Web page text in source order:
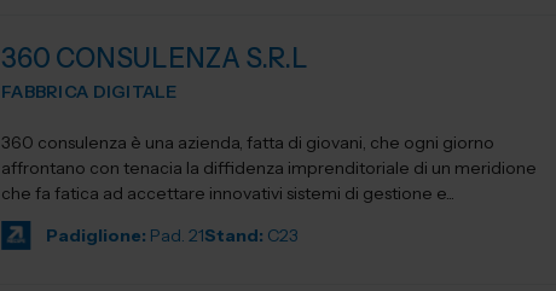
360 CONSULENZA S.R.L
FABBRICA DIGITALE
360 consulenza è una azienda, fatta di giovani, che ogni giorno
affrontano con tenacia la diffidenza imprenditoriale di un meridione
che fa fatica ad accettare innovativi sistemi di gestione e...
Padiglione: Pad. 21Stand: C23